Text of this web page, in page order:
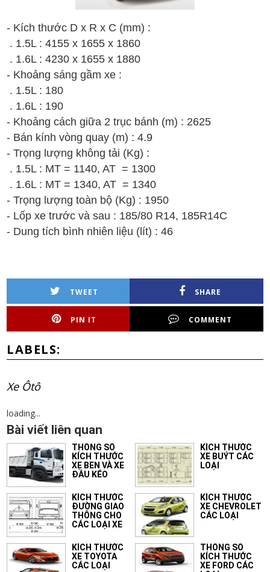
- Kích thước D x R x C (mm) :
. 1.5L :4155 x 1655 x 1860
. 1.6L :4230 x 1655 x 1880
- Khoảng sáng gầm xe :
. 1.5L : 180
. 1.6L : 190
- Khoảng cách giữa 2 trục bánh (m) : 2625
- Bán kính vòng quay (m) : 4.9
- Trọng lượng không tải (Kg) :
. 1.5L : MT = 1140, AT = 1300
. 1.6L : MT = 1340, AT = 1340
- Trọng lượng toàn bộ (Kg) : 1950
- Lốp xe trước và sau : 185/80 R14, 185R14C
- Dung tích bình nhiên liệu (lít) : 46
TWEET SHARE
PIN IT COMMENT
LABELS:
Xe Ôtô
loading...
Bài viết liên quan
THÔNG SỐ
KÍCH THƯỚC
XE BEN VÀ XE
ĐẦU KÉO
KÍCH THƯỚC
XE BUÝT CÁC
LOẠI
KÍCH THƯỚC
ĐƯỜNG GIAO
THÔNG CHO
CÁC LOẠI XE
KÍCH THƯỚC
XE CHEVROLET
CÁC LOẠI
KÍCH THƯỚC
XE TOYOTA
CÁC LOẠI
THÔNG SỐ
KÍCH THƯỚC
XE FORD CÁC